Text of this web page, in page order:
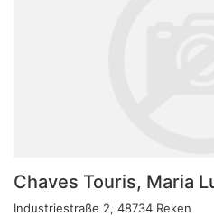
Chaves Touris, Maria
Industriestraße 2, 48734 Reken